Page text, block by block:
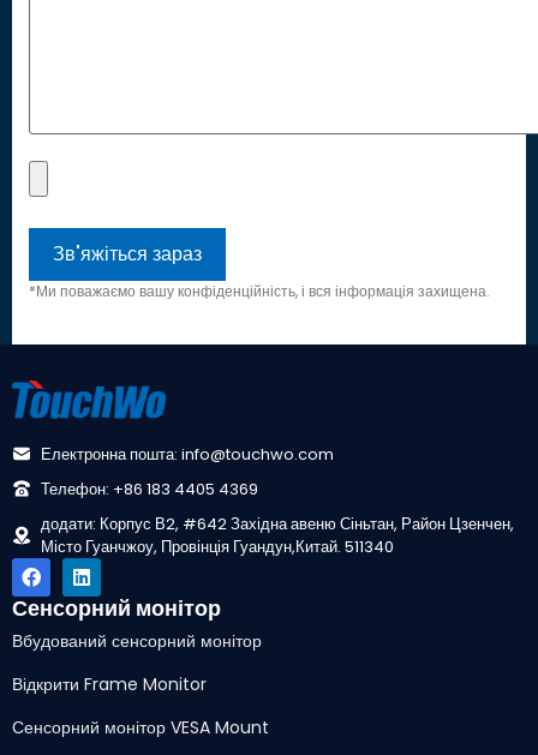
*Ми поважаємо вашу конфіденційність, і вся інформація захищена.
Електронна пошта: info@touchwo.com
Телефон: +86 183 4405 4369
додати: Корпус В2, #642 Західна авеню Сіньтан, Район Цзенчен,
Місто Гуанчжоу, Провінція Гуандун,Китай. 511340
Сенсорний монітор
Вбудований сенсорний монітор
Відкрити Frame Monitor
Сенсорний монітор VESA Mount